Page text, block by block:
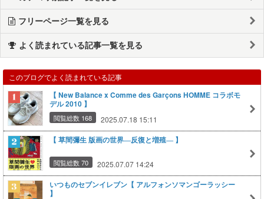
フリーページ一覧を見る
よく読まれている記事一覧を見る
このブログでよく読まれている記事
【 New Balance x Comme des Garçons HOMME コラボモ
デル 2010 】
閲覧総数 168 2025.07.18 15:11
【 草間彌生 版画の世界―反復と増殖― 】
閲覧総数 70 2025.07.07 14:24
いつものセブンイレブン【​ アルフォンソマンゴーラッシー
】